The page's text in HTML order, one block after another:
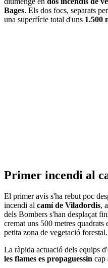
Bages. Els dos focs, separats
una superfície total d'uns 1.500
Primer incendi al
El primer avís s'ha rebut poc
incendi al camí de Viladordis,
dels Bombers s'han desplaçat
cremat uns 500 metres quadrats
petita zona de vegetació forestal.
La ràpida actuació dels equips
les flames es propaguessin cap